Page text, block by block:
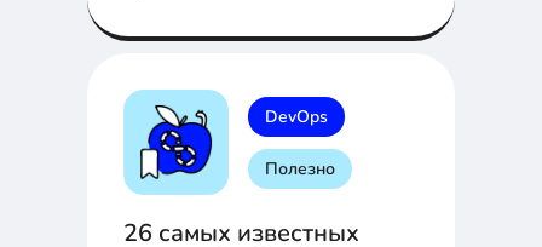
можно использовать при
DevOps
Полезно
26 самых известных